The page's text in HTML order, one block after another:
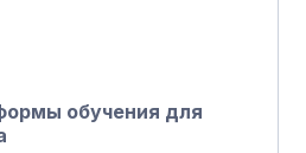
обучения для